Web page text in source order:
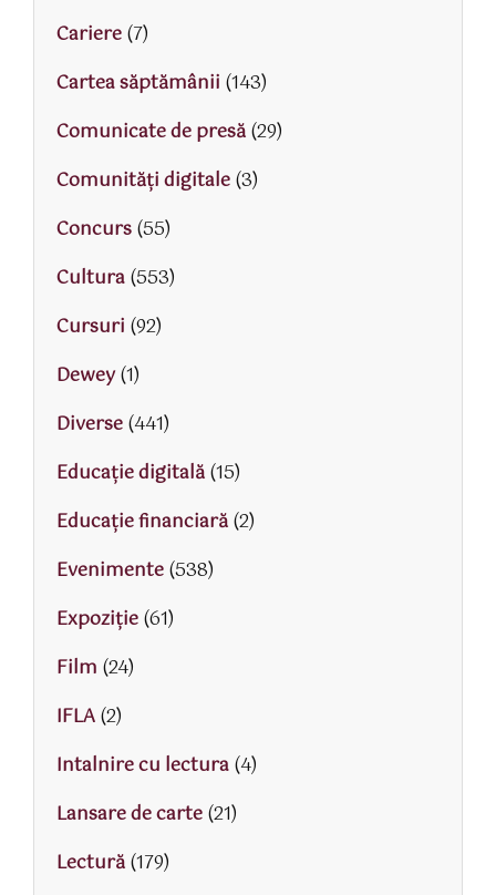
Cariere(7)
Cartea săptămânii (143)
Comunicate de presă(29)
Comunități digitale(3)
Concurs(55)
Cultura(553)
Cursuri (92)
Dewey(1)
Diverse(441)
Educaţie digitală(15)
Educaţie financiară(2)
Evenimente(538)
Expoziție(61)
Film (24)
IFLA(2)
Intalnire cu lectura(4)
Lansare de carte(21)
Lectură(179)